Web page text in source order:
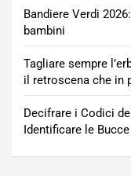
Bandiere Verdi
bambini
Tagliare sempre
il retroscena che in
Decifrare i Codici
Identificare le